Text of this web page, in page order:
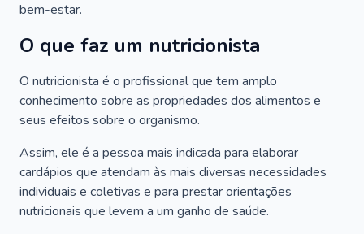
bem-estar.
O que faz um nutricionista
O nutricionista é o profissional que tem amplo
conhecimento sobre as propriedades dos alimentos e
seus efeitos sobre o organismo.
Assim, ele é a pessoa mais indicada para elaborar
cardápios que atendam às mais diversas necessidades
individuais e coletivas e para prestar orientações
nutricionais que levem a um ganho de saúde.